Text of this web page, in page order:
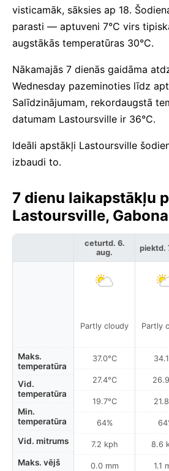
visticamāk, sāksies ap 18.
parasti — aptuveni 7°C virs
augstākās temperatūras 30°C.
Nākamajās 7 dienās gaidāma
Wednesday pazeminoties līdz
Salīdzinājumam, rekordaugstā
datumam Lastoursville ir 36°C.
Ideāli apstākļi Lastoursville
izbaudi to.
7 dienu laikapstākļu
Lastoursville,
Maks.
temperatūra
Vid.
temperatūra
Min.
temperatūra
Vid. mitrums
Maks. vējš
ceturtd. 6.
aug.
Partly cloudy
37.0°C
27.4°C
19.7°C
64%
7.2 kph
0.0 mm
piektd.
Partly
8.6
1.1